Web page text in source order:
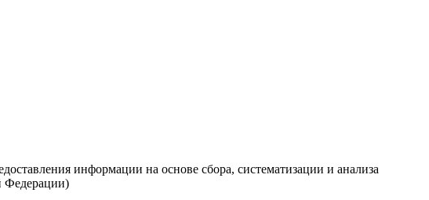
информации на основе сбора, систематизации и анализа
Федерации)